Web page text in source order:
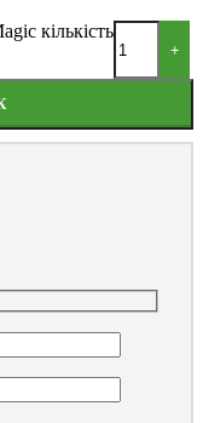
кількість
+